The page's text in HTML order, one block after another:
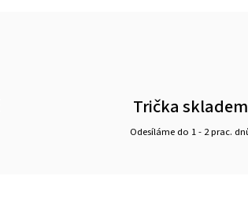
Trička skladem
Odesíláme do 1 - 2 prac.